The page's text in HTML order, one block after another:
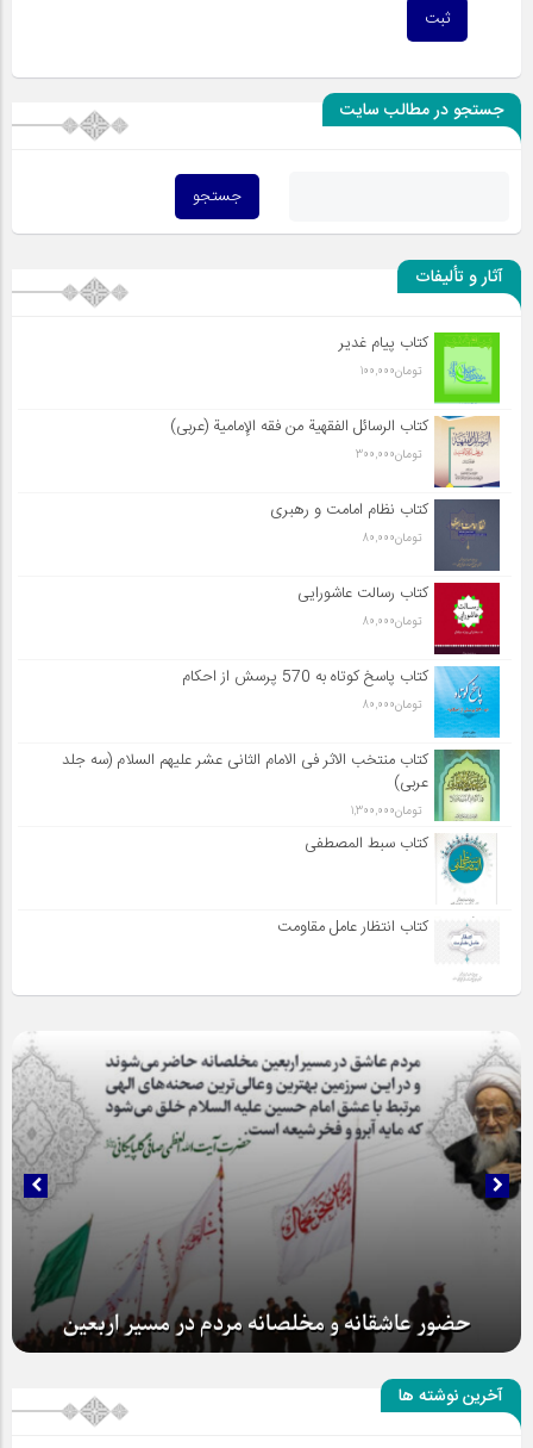
جستجو در مطالب سایت
آثار و تألیفات
کتاب پیام غدیر
تومان100,000
کتاب الرسائل الفقهیة من فقه الإمامیة (عربی)
تومان300,000
کتاب نظام امامت و رهبری
تومان80,000
کتاب رسالت عاشورایی
تومان80,000
کتاب پاسخ کوتاه به 570 پرسش از احکام
تومان80,000
کتاب منتخب الاثر فی الامام الثانی عشر علیهم السلام (سه جلد
عربی)
تومان1,300,000
کتاب سبط المصطفی
کتاب انتظار عامل مقاومت
حضور عاشقانه و مخلصانه مردم در مسیر اربعین
آخرین نوشته ها